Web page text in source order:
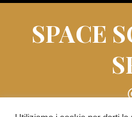
SPACE
Piazza Roberto